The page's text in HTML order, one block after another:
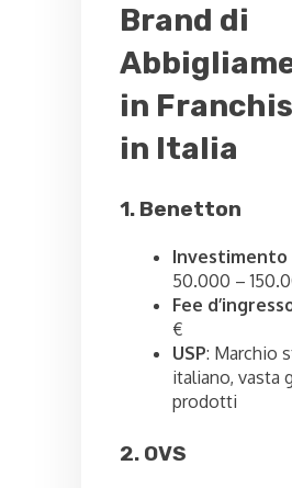
Brand di
in
in Italia
1. Benetton
Investimento
50.000 –
Fee
€
USP: Marchio
italiano, vasta
prodotti
2. OVS